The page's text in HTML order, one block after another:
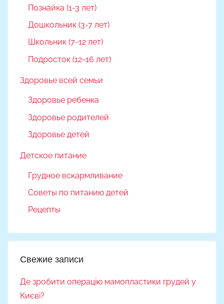
Познайка (1-3 лет)
Дошкольник (3-7 лет)
Школьник (7-12 лет)
Подросток (12-16 лет)
Здоровье всей семьи
Здоровье ребенка
Здоровье родителей
Здоровье детей
Детское питание
Грудное вскармливание
Советы по питанию детей
Рецепты
Свежие записи
Де зробити операцію мамопластики грудей у
Києві?